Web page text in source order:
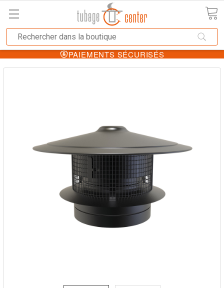
PAIEMENTS SÉCURISÉS